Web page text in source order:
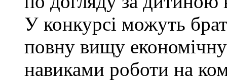
У конкурсі можуть
повну вищу економічну
навиками роботи на